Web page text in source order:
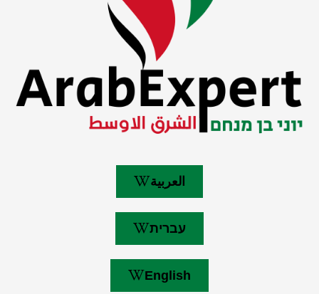
العربية
עברית
English